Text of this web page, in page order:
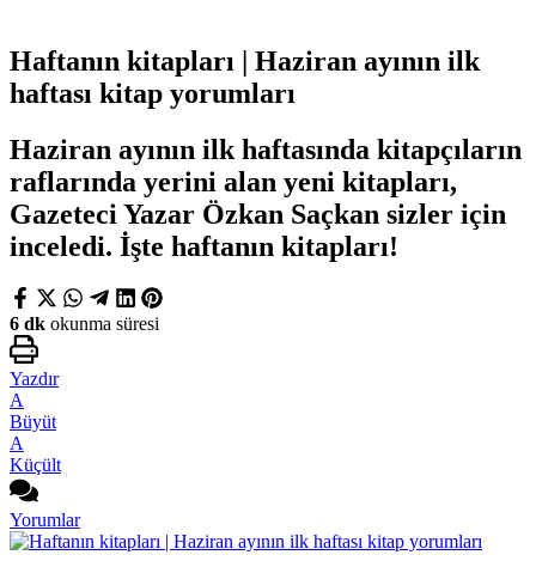
Haftanın kitapları | Haziran ayının ilk
haftası kitap yorumları
Haziran ayının ilk haftasında kitapçıların
raflarında yerini alan yeni kitapları,
Gazeteci Yazar Özkan Saçkan sizler için
inceledi. İşte haftanın kitapları!
6 dk okunma süresi
Yazdır
A
Büyüt
A
Küçült
Yorumlar